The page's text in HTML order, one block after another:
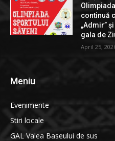
continuă
„Admir”
gala de
April 25,
Meniu
Evenimente
Stiri locale
GAL Valea Baseului de sus